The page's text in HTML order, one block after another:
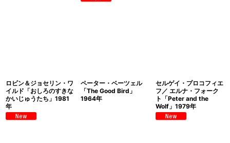
ロビン＆ジョセリン・ワ
イルド「おしろのすきな
かいじゅうたち」1981
年
ペーター・ベーツェル
「The Good Bird」
1964年
セルゲイ・プロコフィエ
フ／ エルナ・フォーク
ト「Peter and the
Wolf」1979年